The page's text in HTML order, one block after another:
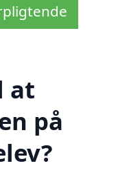
at
på